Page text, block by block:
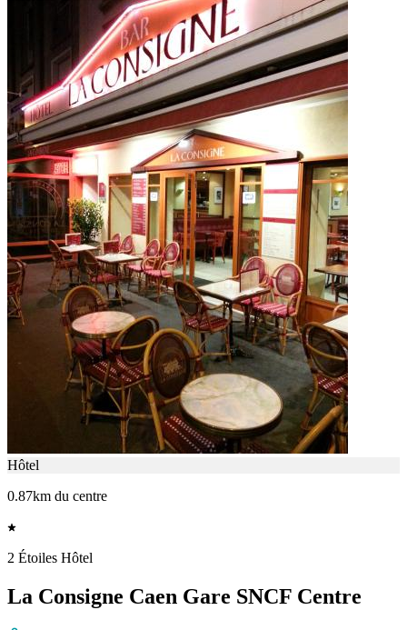
Hôtel
0.87km du centre
2 Étoiles Hôtel
La Consigne Caen Gare SNCF Centre